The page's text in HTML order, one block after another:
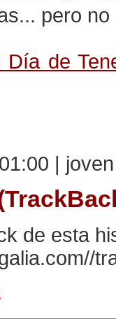
pero no
Día de
|
de esta